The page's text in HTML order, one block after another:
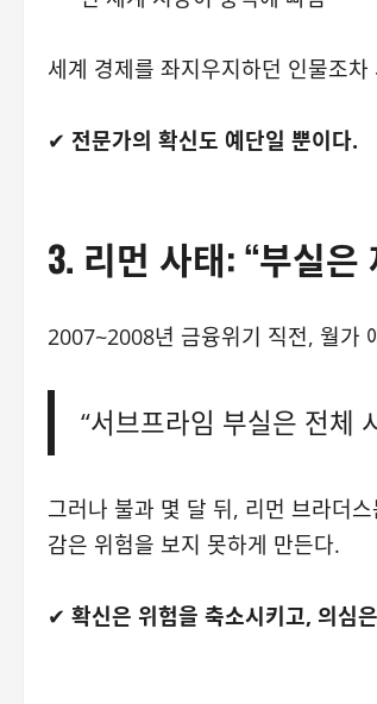
세계 경제를 좌지우지하던 인물조차
✔ 전문가의 확신도 예단일 뿐이다.
3. 리먼 사태: “부실은
2007~2008년 금융위기 직전, 월가
“서브프라임 부실은 전체
그러나 불과 몇 달 뒤, 리먼 브라더
감은 위험을 보지 못하게 만든다.
✔ 확신은 위험을 축소시키고, 의심